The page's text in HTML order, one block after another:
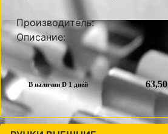
Производитель:
Описание:
В наличии D 1 дней 63,50